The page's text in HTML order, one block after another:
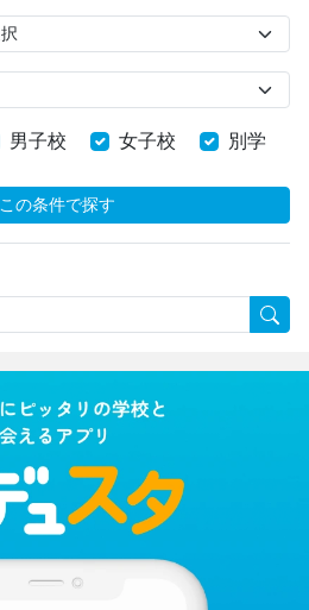
男子校 女子校 別学
この条件で探す